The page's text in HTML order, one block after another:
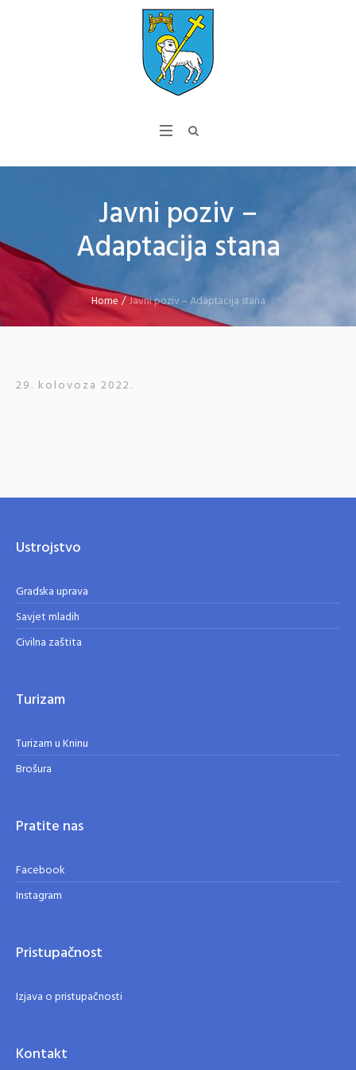
Javni poziv –
Adaptacija stana
Home /Javni poziv – Adaptacija stana
29. kolovoza 2022.
Ustrojstvo
Gradska uprava
Savjet mladih
Civilna zaštita
Turizam
Turizam u Kninu
Brošura
Pratite nas
Facebook
Instagram
Pristupačnost
Izjava o pristupačnosti
Kontakt